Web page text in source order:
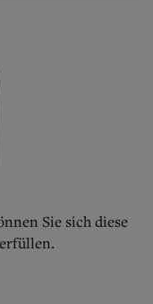
Sie sich diese